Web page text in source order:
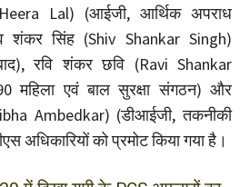
Lal) (आईजी, आर्थिक अपराध
सिंह (Shiv Shankar Singh)
रवि शंकर छवि (Ravi Shankar
महिला एवं बाल सुरक्षा संगठन) और
Ambedkar) (डीआईजी, तकनीकी
अधिकारियों को प्रमोट किया गया है।